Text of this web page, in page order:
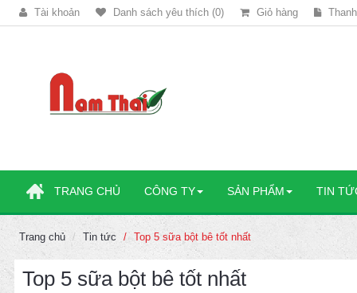
Tài khoản Danh sách yêu thích (0) Giỏ hàng
TRANG CHỦ CÔNG TY SẢN PHẨM TIN
Trang chủ Tin tức Top 5 sữa bột bê tốt nhất
Top 5 sữa bột bê tốt nhất